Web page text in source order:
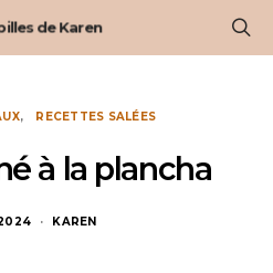
de Karen
RECETTES SALÉES
à la plancha
KAREN